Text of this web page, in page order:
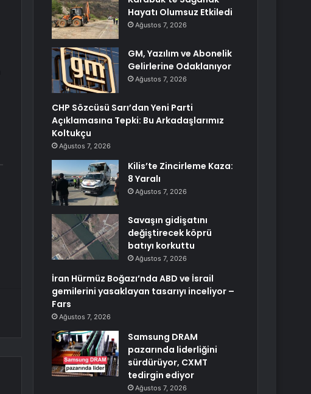
Hayatı Olumsuz Etkiledi
Ağustos 7, 2026
GM, Yazılım ve Abonelik
Gelirlerine Odaklanıyor
Ağustos 7, 2026
CHP Sözcüsü Sarı’dan Yeni Parti
Açıklamasına Tepki: Bu Arkadaşlarımız
Koltukçu
Ağustos 7, 2026
Kilis’te Zincirleme Kaza:
8 Yaralı
Ağustos 7, 2026
Savaşın gidişatını
değiştirecek köprü
batıyı korkuttu
Ağustos 7, 2026
İran Hürmüz Boğazı’nda ABD ve İsrail
gemilerini yasaklayan tasarıyı inceliyor –
Fars
Ağustos 7, 2026
Samsung DRAM
pazarında liderliğini
sürdürüyor, CXMT
tedirgin ediyor
Ağustos 7, 2026